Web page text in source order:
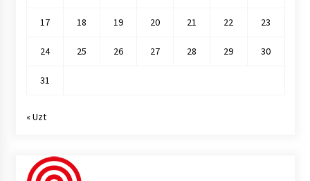
17 18 19 20 21 22 23
24 25 26 27 28 29 30
31
« Uzt